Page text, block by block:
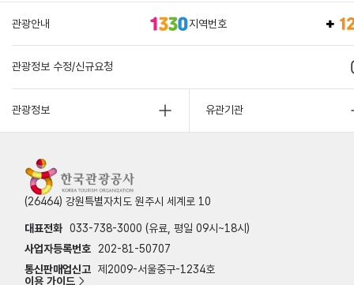
관광안내 지역번호
관광정보 수정/신규요청
관광정보 유관기관
(26464) 강원특별자치도 원주시 세계로 10
대표전화 033-738-3000 (유료, 평일 09시~18시)
사업자등록번호
202-81-50707
통신판매업신고 제2009-서울중구-1234호
이용 가이드